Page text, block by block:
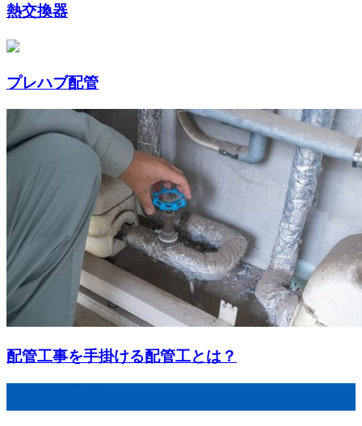
熱交換器
プレハブ配管
配管工事を手掛ける配管工とは？